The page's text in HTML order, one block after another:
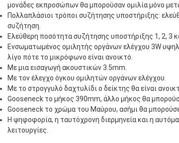
μονάδες εκπροσώπων θα μπορούσαν ομιλία μόνο
Πολλαπλάσιοι τρόποι συζήτησης υποστήριξης:
συζήτηση.
Ελεύθερη ποσότητα συζήτησης υποστήριξης 1, 2, 3
Ενσωματωμένος ομιλητής οργάνων ελέγχου 3W
λίγο πότε το μικρόφωνο είναι ανοικτό.
Με μια εισαγωγή ακουστικών 3.5mm.
Με τον έλεγχο όγκου ομιλητών οργάνων ελέγχου.
Με το στρογγυλό δαχτυλίδι ο δείκτης θα είναι
Gooseneck το μήκος 390mm, άλλο μήκος θα
Gooseneck το χρώμα του Μαύρου, ασήμι θα μπορούσε
Η ψηφοφορία, η ταυτόχρονη διερμηνεία και η
λειτουργίες.